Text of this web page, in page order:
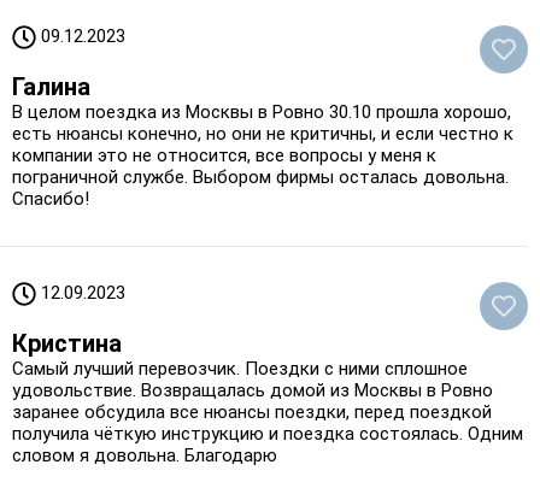
09.12.2023
Галина
В целом поездка из Москвы в Ровно 30.10 прошла хорошо,
есть нюансы конечно, но они не критичны, и если честно к
компании это не относится, все вопросы у меня к
пограничной службе. Выбором фирмы осталась довольна.
Спасибо!
12.09.2023
Кристина
Самый лучший перевозчик. Поездки с ними сплошное
удовольствие. Возвращалась домой из Москвы в Ровно
заранее обсудила все нюансы поездки, перед поездкой
получила чёткую инструкцию и поездка состоялась. Одним
словом я довольна. Благодарю